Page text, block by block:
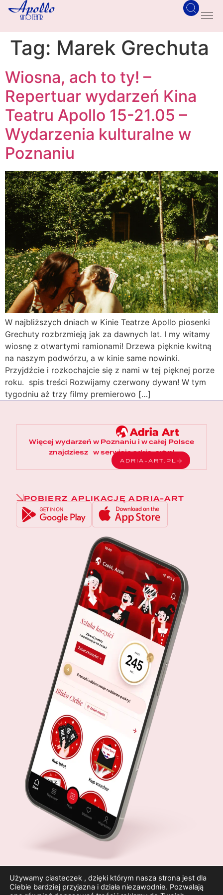
Tag: Marek Grechuta
Wiosna, ach to ty! –
Repertuar wydarzeń Kina
Teatru Apollo 15-21.05 –
Wydarzenia kulturalne w
Poznaniu
W najbliższych dniach w Kinie Teatrze Apollo piosenki
Grechuty rozbrzmieją jak za dawnych lat. I my witamy
wiosnę z otwartymi ramionami! Drzewa pięknie kwitną
na naszym podwórzu, a w kinie same nowinki.
Przyjdźcie i rozkochajcie się z nami w tej pięknej porze
roku. spis treści Rozwijamy czerwony dywan! W tym
tygodniu aż trzy filmy premierowo […]
Więcej wydarzeń w Poznaniu i w całej Polsce
znajdziesz w serwisie adria-art.pl
ADRIA-ART.PL
POBIERZ APLIKACJĘ ADRIA-ART
Używamy ciasteczek , dzięki którym nasza strona jest dla
Ciebie bardziej przyjazna i działa niezawodnie. Pozwalają